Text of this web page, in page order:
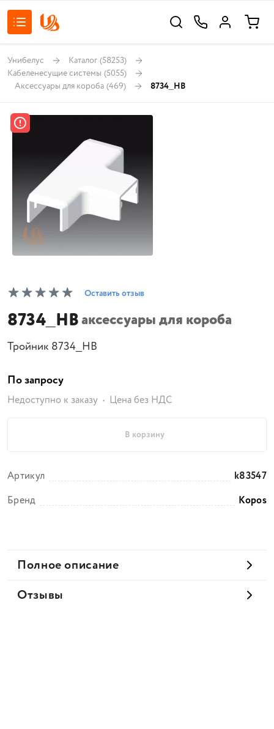
Унибелус Каталог (58253)
Кабеленесущие системы (5055)
Аксессуары для короба (469) 8734_HB
Оставить отзыв
8734_HBаксессуары для короба
Тройник 8734_HB
По запросу
Недоступно к заказу Цена без НДС
В корзину
Артикул
k83547
Бренд
Kopos
Полное описание
Отзывы